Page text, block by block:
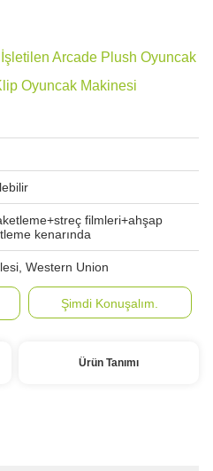
Arcade Plush Oyuncak
Oyuncak Makinesi
filmleri+ahşap
kenarında
Western Union
Şimdi Konuşalım.
Ürün Tanımı